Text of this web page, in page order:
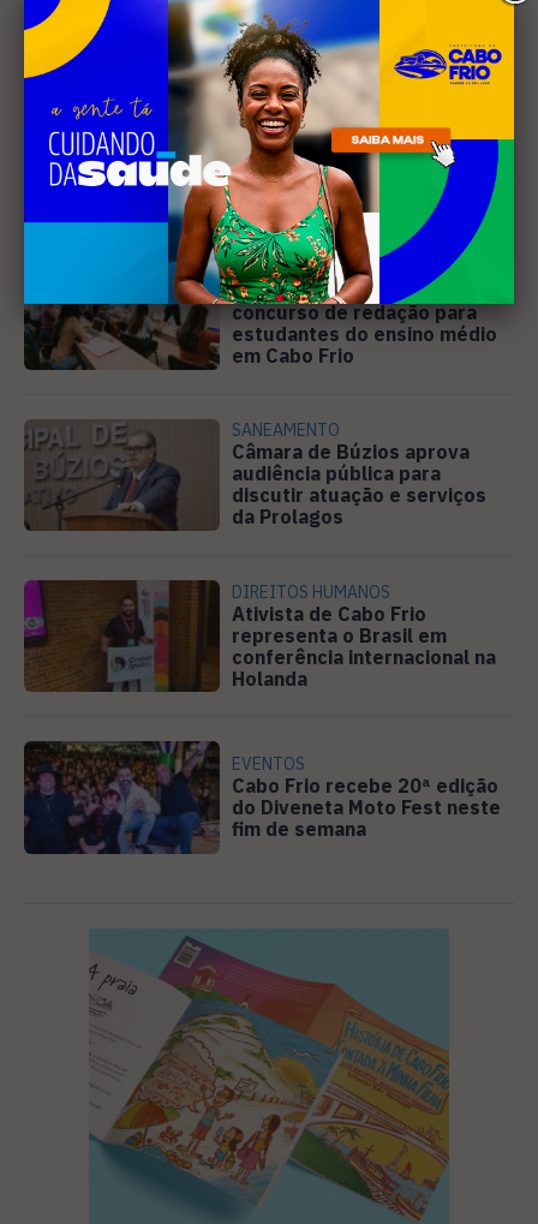
Leia Também
EDUCAÇÃO
Projeto "Interlinhas" lança
concurso de redação para
estudantes do ensino médio
em Cabo Frio
SANEAMENTO
Câmara de Búzios aprova
audiência pública para
discutir atuação e serviços
da Prolagos
DIREITOS HUMANOS
Ativista de Cabo Frio
representa o Brasil em
conferência internacional na
Holanda
EVENTOS
Cabo Frio recebe 20ª edição
do Diveneta Moto Fest neste
fim de semana